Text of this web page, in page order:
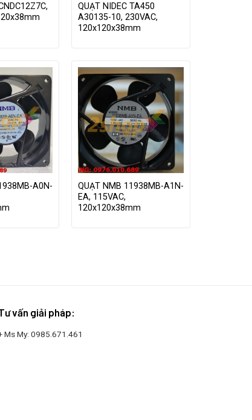
QUẠT NIDEC TA450
A30135-10, 230VAC,
120x120x38mm
A0N-
QUẠT NMB 11938MB-A1N-
EA, 115VAC,
120x120x38mm
vấn giải pháp:
Ms My: 0985.671.461